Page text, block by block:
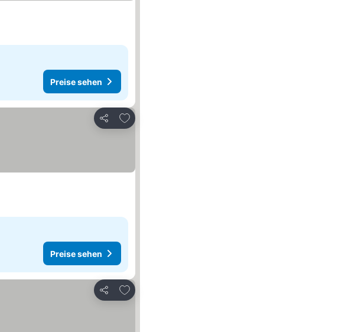
Preise sehen
Teilen
Zu Favoriten hinzufügen
Preise sehen
Teilen
Zu Favoriten hinzufügen